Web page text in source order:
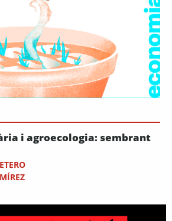
i agroecologia: sembrant